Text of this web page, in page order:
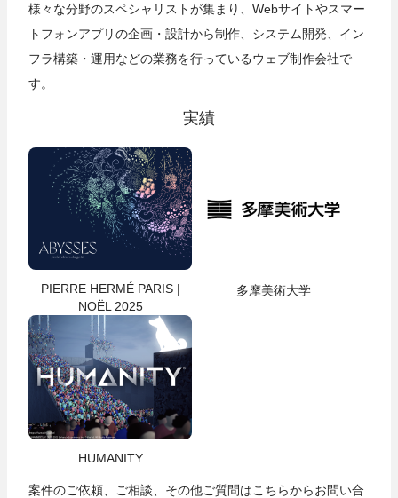
様々な分野のスペシャリストが集まり、Webサイトやスマー
トフォンアプリの企画・設計から制作、システム開発、イン
フラ構築・運用などの業務を行っているウェブ制作会社で
す。
実績
PIERRE HERMÉ PARIS |
NOËL 2025
多摩美術大学
HUMANITY
案件のご依頼、ご相談、その他ご質問はこちらからお問い合